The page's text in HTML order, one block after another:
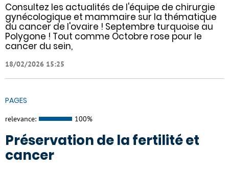
Consultez les actualités de l'équipe de chirurgie
gynécologique et mammaire sur la thématique
du cancer de l'ovaire ! Septembre turquoise au
Polygone ! Tout comme Octobre rose pour le
cancer du sein,
18/02/2026 15:25
PAGES
relevance: 100%
Préservation de la fertilité et
cancer